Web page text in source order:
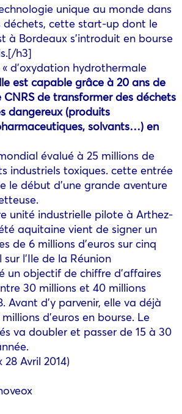
unique au monde dans
cette start-up dont le
à Bordeaux s’introduit en bourse
h3]
d’oxydation hydrothermale
est capable grâce à 20 ans de
CNRS de transformer des déchets
dangereux (produits
solvants…) en
évalué à 25 millions de
industriels toxiques. cette entrée
le début d’une grande aventure
unité industrielle pilote à Arthez-
aquitaine vient de signer un
de 6 millions d’euros sur cinq
l’Ile de la Réunion
un objectif de chiffre d’affaires
30 millions et 40 millions
Avant d’y parvenir, elle va déjà
d’euros en bourse. Le
va doubler et passer de 15 à 30
Avril 2014)